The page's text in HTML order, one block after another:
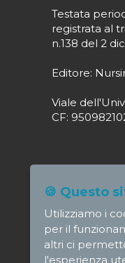
Testata
registrata al
n.138 del 2
Editore:
Viale
CF:
Direttore
Redazione:
🍪 Questo
Utilizziamo i
per il
altri ci
l'esperienza